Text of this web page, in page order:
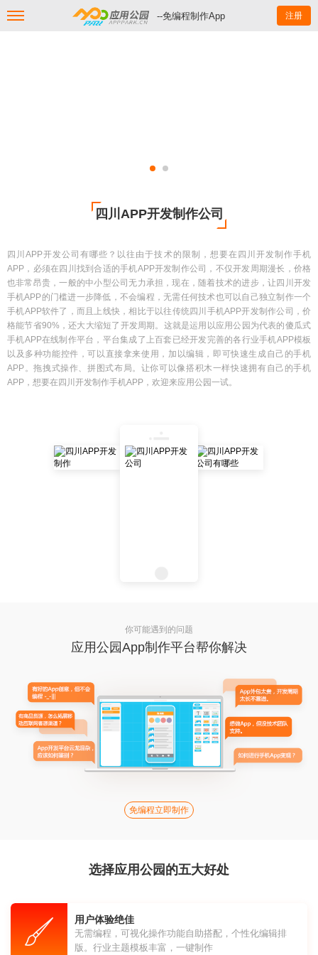
--免编程制作App 注册
四川APP开发制作公司
四川APP开发公司有哪些？以往由于技术的限制，想要在四川开发制作手机
APP，必须在四川找到合适的手机APP开发制作公司，不仅开发周期漫长，价格
也非常昂贵，一般的中小型公司无力承担，现在，随着技术的进步，让四川开发
手机APP的门槛进一步降低，不会编程，无需任何技术也可以自己独立制作一个
手机APP软件了，而且上线快，相比于以往传统四川手机APP开发制作公司，价
格能节省90%，还大大缩短了开发周期。这就是运用以应用公园为代表的傻瓜式
手机APP在线制作平台，平台集成了上百套已经开发完善的各行业手机APP模板
以及多种功能控件，可以直接拿来使用，加以编辑，即可快速生成自己的手机
APP。拖拽式操作、拼图式布局。让你可以像搭积木一样快速拥有自己的手机
APP，想要在四川开发制作手机APP，欢迎来应用公园一试。
你可能遇到的问题
应用公园App制作平台帮你解决
免编程立即制作
选择应用公园的五大好处
用户体验绝佳
无需编程，可视化操作功能自助搭配，个性化编辑排
版。行业主题模板丰富，一键制作